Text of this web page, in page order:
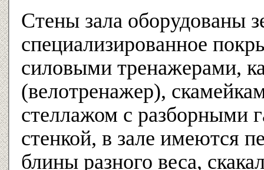
Cтены зала оборудованы
специализированное
силовыми тренажерами,
(велотренажер),
стеллажом с разборными
стенкой, в зале имеются
блины разного веса,